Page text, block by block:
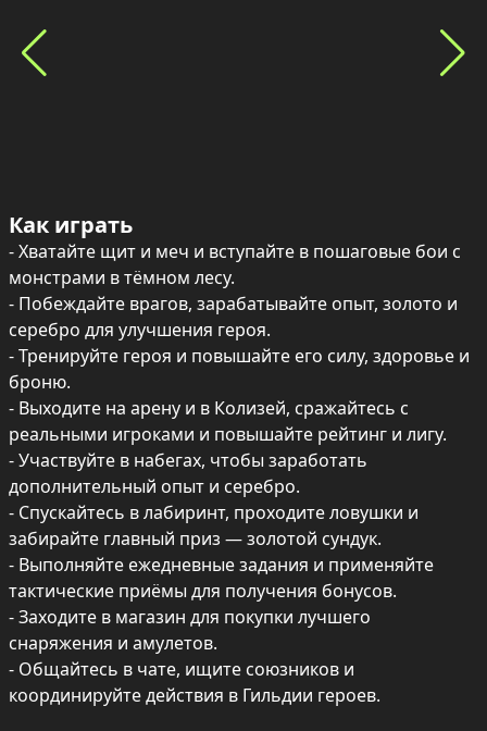
Как играть
- Хватайте щит и меч и вступайте в пошаговые бои с
монстрами в тёмном лесу.
- Побеждайте врагов, зарабатывайте опыт, золото и
серебро для улучшения героя.
- Тренируйте героя и повышайте его силу, здоровье и
броню.
- Выходите на арену и в Колизей, сражайтесь с
реальными игроками и повышайте рейтинг и лигу.
- Участвуйте в набегах, чтобы заработать
дополнительный опыт и серебро.
- Спускайтесь в лабиринт, проходите ловушки и
забирайте главный приз — золотой сундук.
- Выполняйте ежедневные задания и применяйте
тактические приёмы для получения бонусов.
- Заходите в магазин для покупки лучшего
снаряжения и амулетов.
- Общайтесь в чате, ищите союзников и
координируйте действия в Гильдии героев.